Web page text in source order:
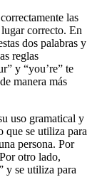
las
correcto. En
dos palabras y
reglas
y “you’re” te
manera más
uso gramatical y
que se utiliza para
persona. Por
otro lado,
y se utiliza para